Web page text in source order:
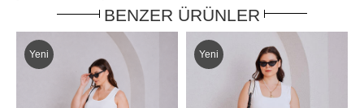
BENZER ÜRÜNLER
Yeni Yeni